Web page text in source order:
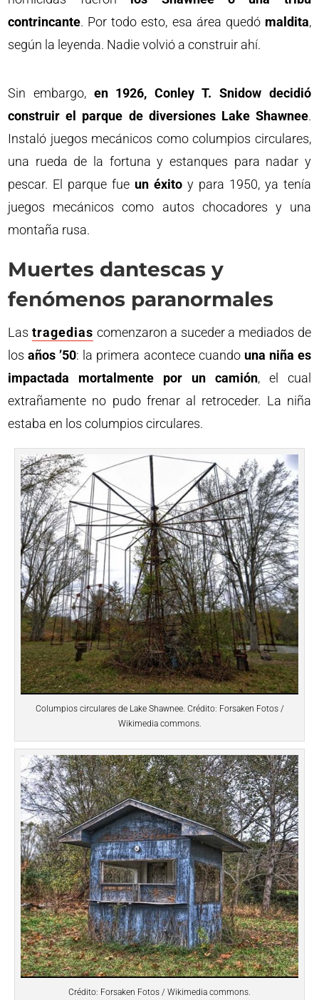
contrincante. Por todo esto, esa área quedó maldita,
según la leyenda. Nadie volvió a construir ahí.
Sin embargo, en 1926, Conley T. Snidow decidió
construir el parque de diversiones Lake Shawnee.
Instaló juegos mecánicos como columpios circulares,
una rueda de la fortuna y estanques para nadar y
pescar. El parque fue un éxito y para 1950, ya tenía
juegos mecánicos como autos chocadores y una
montaña rusa.
Muertes dantescas y
fenómenos paranormales
Las tragedias comenzaron a suceder a mediados de
losaños ’50: la primera acontece cuando una niña es
impactada mortalmente por un camión, el cual
extrañamente no pudo frenar al retroceder. La niña
estaba en los columpios circulares.
Columpios circulares de Lake Shawnee. Crédito: Forsaken Fotos /
Wikimedia commons.
Crédito: Forsaken Fotos / Wikimedia commons.